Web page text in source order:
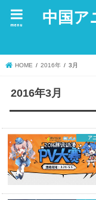
中国ア
menu
HOME 2016年 3月
2016年3月
ア